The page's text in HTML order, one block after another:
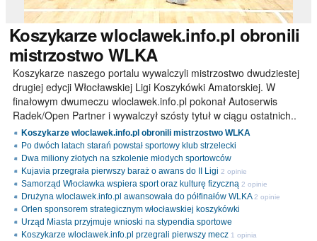
Koszykarzewloclawek.info.pl obronili
mistrzostwo WLKA
Koszykarze naszego portalu wywalczyli mistrzostwo dwudziestej
drugiej edycji Włocławskiej Ligi Koszykówki Amatorskiej. W
finałowym dwumeczu wloclawek.info.pl pokonał Autoserwis
Radek/Open Partner i wywalczył szósty tytuł w ciągu ostatnich..
Koszykarze wloclawek.info.pl obronili mistrzostwo WLKA
Po dwóch latach starań powstał sportowy klub strzelecki
Dwa miliony złotych na szkolenie młodych sportowców
Kujavia przegrała pierwszy baraż o awans do II Ligi 2 opinie
Samorząd Włocławka wspiera sport oraz kulturę fizyczną 2 opinie
Drużyna wloclawek.info.pl awansowała do półfinałów WLKA 2 opinie
Orlen sponsorem strategicznym włocławskiej koszykówki
Urząd Miasta przyjmuje wnioski na stypendia sportowe
Koszykarze wloclawek.info.pl przegrali pierwszy mecz 1 opinia